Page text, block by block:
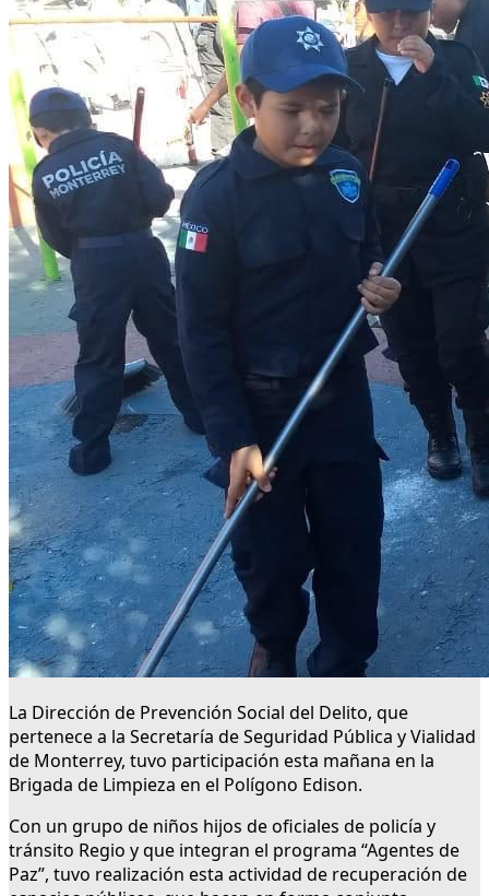
La Dirección de Prevención Social del Delito, que
pertenece a la Secretaría de Seguridad Pública y Vialidad
de Monterrey, tuvo participación esta mañana en la
Brigada de Limpieza en el Polígono Edison.
Con un grupo de niños hijos de oficiales de policía y
tránsito Regio y que integran el programa “Agentes de
Paz”, tuvo realización esta actividad de recuperación de